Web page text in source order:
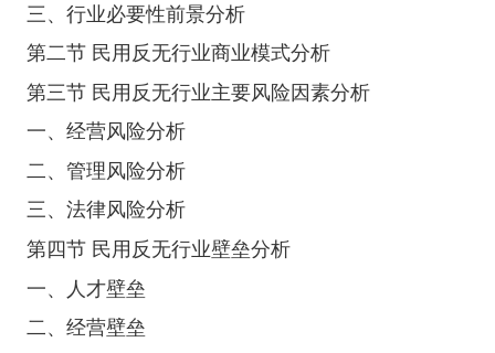
三、行业必要性前景分析
第二节 民用反无行业商业模式分析
第三节 民用反无行业主要风险因素分析
一、经营风险分析
二、管理风险分析
三、法律风险分析
第四节 民用反无行业壁垒分析
一、人才壁垒
二、经营壁垒